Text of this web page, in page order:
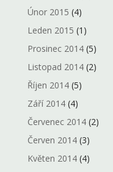
Únor 2015 (4)
Leden 2015 (1)
Prosinec 2014(5)
Listopad 2014(2)
Říjen 2014(5)
Září 2014(4)
Červenec 2014(2)
Červen 2014(3)
Květen 2014(4)